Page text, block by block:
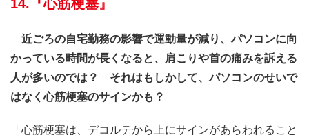
14.『心筋梗塞』
近ごろの自宅勤務の影響で運動量が減り、パソコンに向
かっている時間が長くなると、肩こりや首の痛みを訴える
人が多いのでは？ それはもしかして、パソコンのせいで
はなく心筋梗塞のサインかも？
「心筋梗塞は、デコルテから上にサインがあらわれること